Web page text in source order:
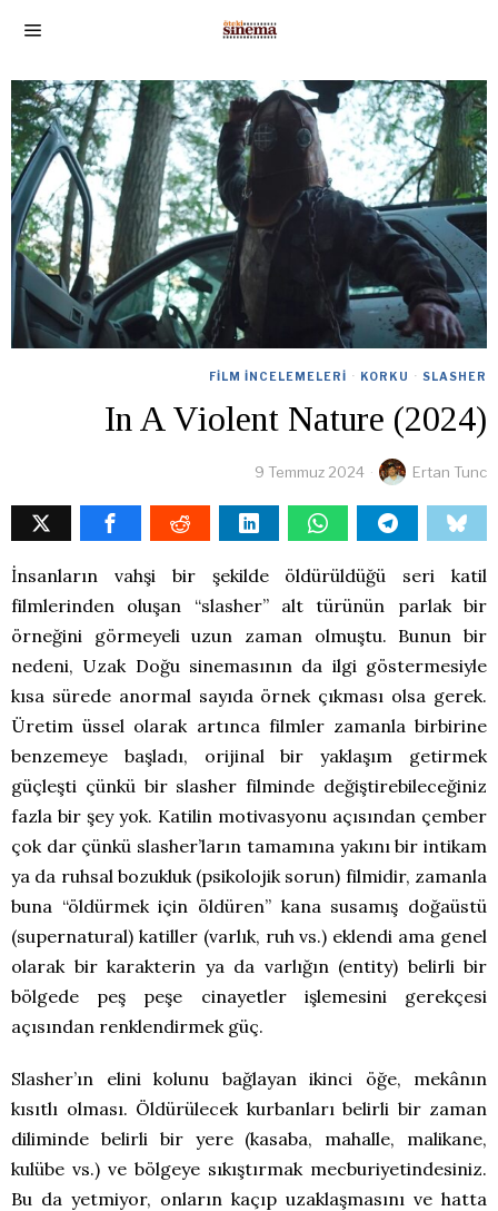
FILM İNCELEMELERI · KORKU · SLASHER
In A Violent Nature (2024)
9 Temmuz 2024 Ertan Tunc
İnsanların vahşi bir şekilde öldürüldüğü seri katil
filmlerinden oluşan “slasher” alt türünün parlak bir
örneğini görmeyeli uzun zaman olmuştu. Bunun bir
nedeni, Uzak Doğu sinemasının da ilgi göstermesiyle
kısa sürede anormal sayıda örnek çıkması olsa gerek.
Üretim üssel olarak artınca filmler zamanla birbirine
benzemeye başladı, orijinal bir yaklaşım getirmek
güçleşti çünkü bir slasher filminde değiştirebileceğiniz
fazla bir şey yok. Katilin motivasyonu açısından çember
çok dar çünkü slasher’ların tamamına yakını bir intikam
ya da ruhsal bozukluk (psikolojik sorun) filmidir, zamanla
buna “öldürmek için öldüren” kana susamış doğaüstü
(supernatural) katiller (varlık, ruh vs.) eklendi ama genel
olarak bir karakterin ya da varlığın (entity) belirli bir
bölgede peş peşe cinayetler işlemesini gerekçesi
açısından renklendirmek güç.
Slasher’ın elini kolunu bağlayan ikinci öğe, mekânın
kısıtlı olması. Öldürülecek kurbanları belirli bir zaman
diliminde belirli bir yere (kasaba, mahalle, malikane,
kulübe vs.) ve bölgeye sıkıştırmak mecburiyetindesiniz.
Bu da yetmiyor, onların kaçıp uzaklaşmasını ve hatta